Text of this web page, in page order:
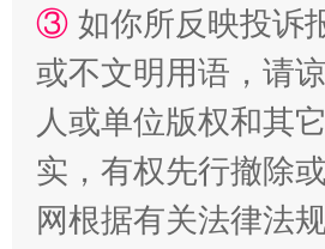
③ 如你所反映投诉
或不文明用语，请
人或单位版权和其
实，有权先行撤除
网根据有关法律法